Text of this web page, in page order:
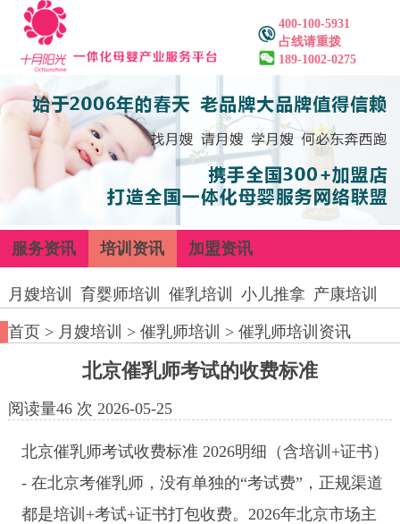
400-100-5931
占线请重拨
189-1002-0275
服务资讯 培训资讯 加盟资讯
月嫂培训 育婴师培训 催乳培训 小儿推拿 产康培训
首页> 月嫂培训 > 催乳师培训 > 催乳师培训资讯
北京催乳师考试的收费标准
阅读量46 次 2026-05-25
北京催乳师考试收费标准 2026明细（含培训+证书）
- 在北京考催乳师，没有单独的“考试费”，正规渠道
都是培训+考试+证书打包收费。2026年北京市场主